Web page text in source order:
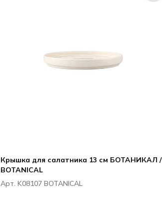
Крышка для салатника 13 см БОТАНИКАЛ /
BOTANICAL
Арт. K08107 BOTANICAL